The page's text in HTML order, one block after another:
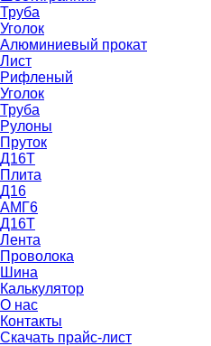
Труба
Уголок
Алюминиевый прокат
Лист
Рифленый
Уголок
Труба
Рулоны
Пруток
Д16Т
Плита
Д16
АМГ6
Д16Т
Лента
Проволока
Шина
Калькулятор
О нас
Контакты
Скачать прайс-лист